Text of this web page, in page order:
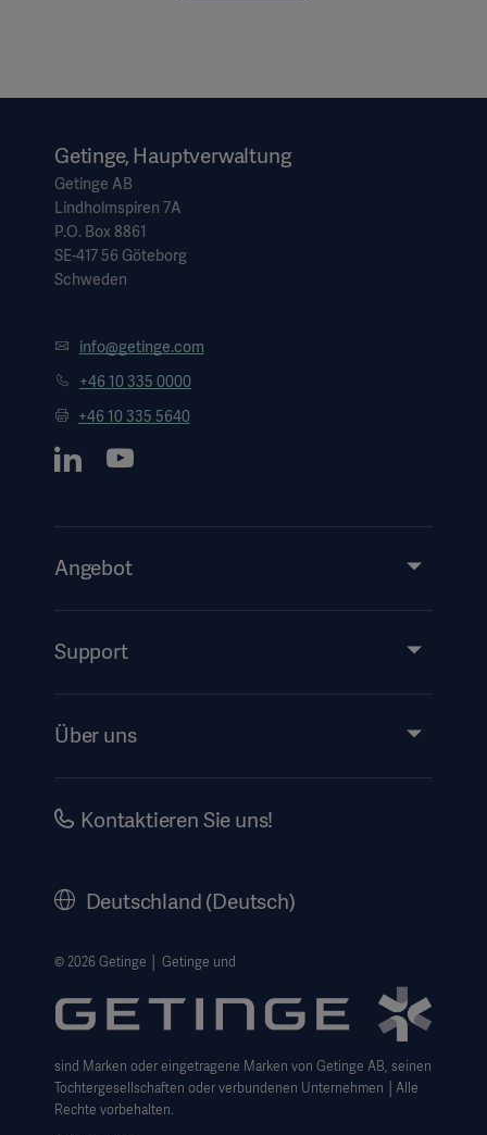
Getinge, Hauptverwaltung
Getinge AB
Lindholmspiren 7A
P.O. Box 8861
SE-417 56 Göteborg
Schweden
info@getinge.com
+46 10 335 0000
+46 10 335 5640
Angebot
Services
Support
Über uns
Investors
Rechtlicher Hinweis
Getinge Datenschutzbereich
Haftungsausschluss Website-Nutzung
Cookie-Hinweis
AGB
Kontaktieren Sie uns!
Deutschland (Deutsch)
© 2026 Getinge │ Getinge und
sind Marken oder eingetragene Marken von Getinge AB, seinen
Tochtergesellschaften oder verbundenen Unternehmen │Alle
Rechte vorbehalten.